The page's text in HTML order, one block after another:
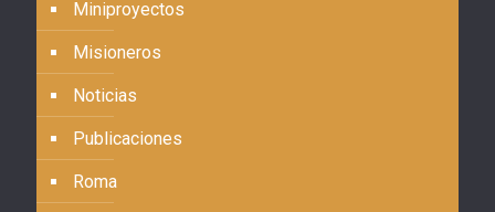
Miniproyectos
Misioneros
Noticias
Publicaciones
Roma